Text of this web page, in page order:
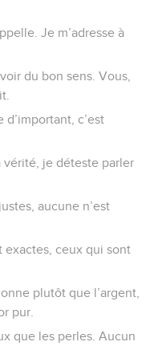
Je m’adresse à
du bon sens. Vous,
d’important, c’est
vérité, je déteste parler
aucune n’est
exactes, ceux qui sont
plutôt que l’argent,
pur.
que les perles. Aucun